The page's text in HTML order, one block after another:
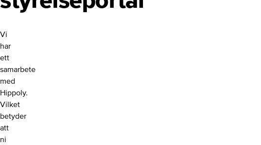
Vi
har
ett
samarbete
med
Hippoly.
Vilket
betyder
att
ni